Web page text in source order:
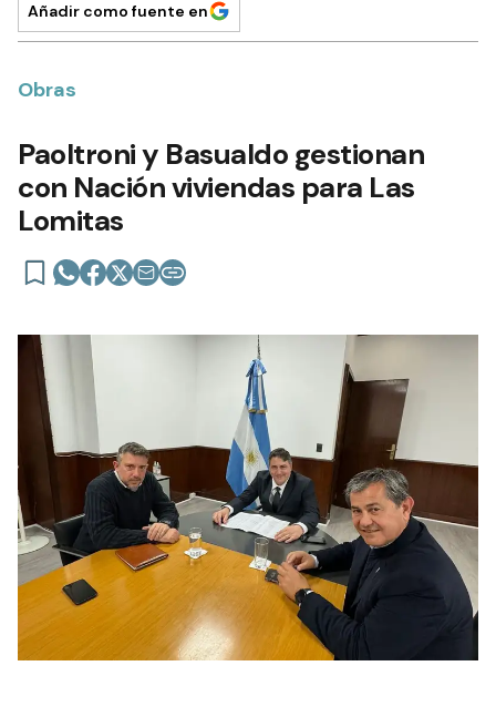
Añadir como fuente en
Obras
Paoltroni y Basualdo gestionan
con Nación viviendas para Las
Lomitas